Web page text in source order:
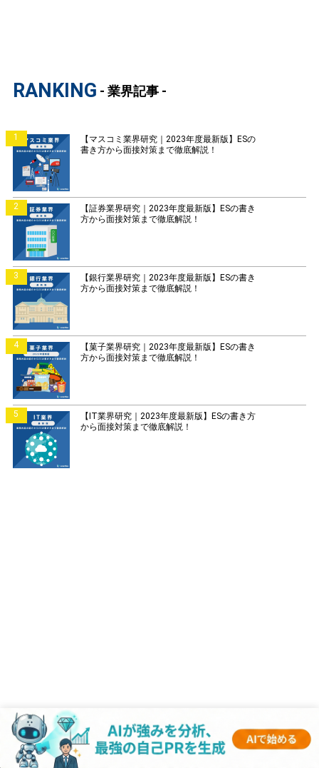
RANKING - 業界記事 -
1
【マスコミ業界研究｜2023年度最新版】ESの
書き方から面接対策まで徹底解説！
2
【証券業界研究｜2023年度最新版】ESの書き
方から面接対策まで徹底解説！
3
【銀行業界研究｜2023年度最新版】ESの書き
方から面接対策まで徹底解説！
4
【菓子業界研究｜2023年度最新版】ESの書き
方から面接対策まで徹底解説！
5
【IT業界研究｜2023年度最新版】ESの書き方
から面接対策まで徹底解説！